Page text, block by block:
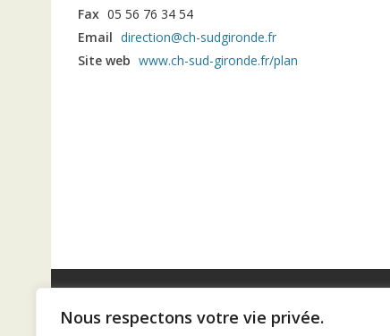
Nous respectons votre vie privée.
Fax 05 56 76 34 54
Email direction@ch-sudgironde.fr
Site web www.ch-sud-gironde.fr/plan